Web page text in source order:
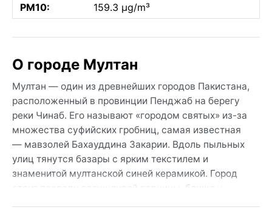
PM10:
159.3 µg/m³
О городе Мултан
Мултан — один из древнейших городов Пакистана,
расположенный в провинции Пенджаб на берегу
реки Чинаб. Его называют «городом святых» из-за
множества суфийских гробниц, самая известная
— мавзолей Бахауддина Закарии. Вдоль пыльных
улиц тянутся базары с ярким текстилем и
знаменитой мултанской синей керамикой. Город
стоит посреди засушливой равнины, ближе к